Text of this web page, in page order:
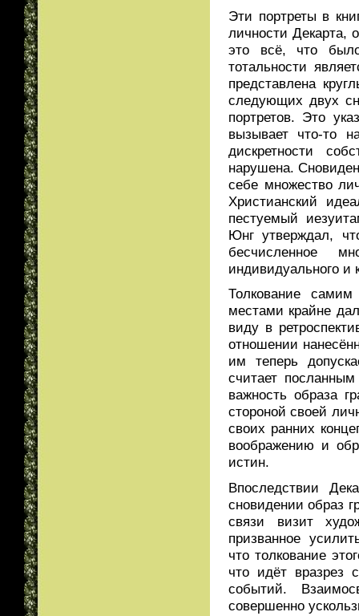
Эти портреты в
личности
это всё, что
тотальности
представлена
следующих двух
портретов. Это
вызывает что-то
дискретности
нарушена.
себе множество
Христианский
пестуемый
Юнг утверждал,
бесчисленное
индивидуального и
Толкование
местами крайне
виду в
отношении
им теперь
считает
важность образа
стороной своей
своих ранних
воображению и
истин.
Впоследствии
сновидении образ
связи визит
призванное
что толкование
что идёт вразрез
событий.
совершенно